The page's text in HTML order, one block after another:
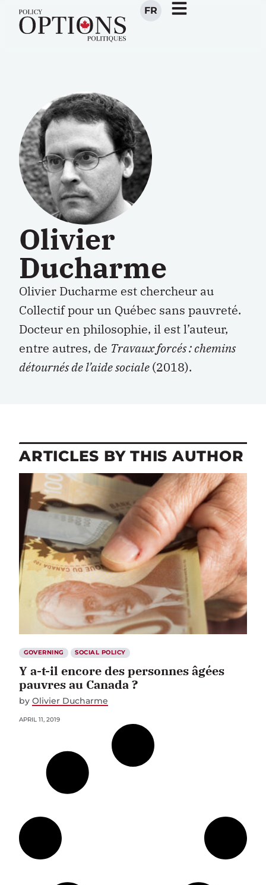
FR
Olivier
Ducharme
Olivier Ducharme est chercheur au
Collectif pour un Québec sans pauvreté.
Docteur en philosophie, il est l’auteur,
entre autres, de Travaux forcés : chemins
détournés de l’aide sociale(2018).
ARTICLES BY THIS AUTHOR
GOVERNING SOCIAL POLICY
Y a-t-il encore des personnes âgées
pauvres au Canada ?
by Olivier Ducharme
APRIL 11, 2019